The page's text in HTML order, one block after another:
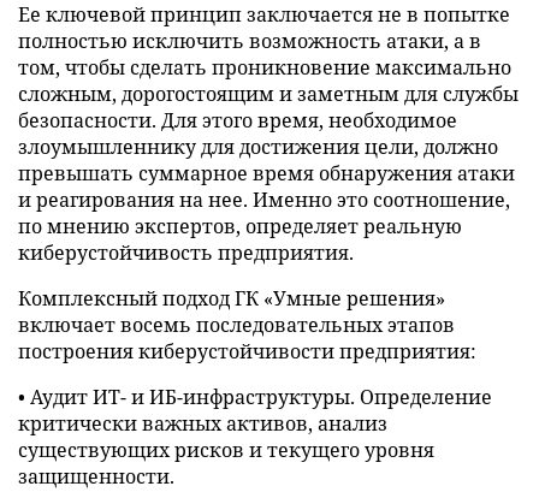
Ее ключевой принцип заключается не в попытке
полностью исключить возможность атаки, а в
том, чтобы сделать проникновение максимально
сложным, дорогостоящим и заметным для службы
безопасности. Для этого время, необходимое
злоумышленнику для достижения цели, должно
превышать суммарное время обнаружения атаки
и реагирования на нее. Именно это соотношение,
по мнению экспертов, определяет реальную
киберустойчивость предприятия.
Комплексный подход ГК «Умные решения»
включает восемь последовательных этапов
построения киберустойчивости предприятия:
• Аудит ИТ- и ИБ-инфраструктуры. Определение
критически важных активов, анализ
существующих рисков и текущего уровня
защищенности.